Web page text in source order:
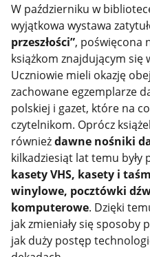
W październiku w
wyjątkowa wystawa
przeszłości”, poświęcona
książkom znajdującym się
Uczniowie mieli okazję
zachowane egzemplarze
polskiej i gazet, które na
czytelnikom. Oprócz
równieżdawne nośniki
kilkadziesiąt lat temu były
kasety VHS, kasety i
winylowe, pocztówki
komputerowe. Dzięki
jak zmieniały się sposoby
jak duży postęp